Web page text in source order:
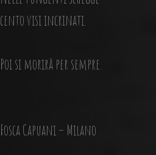
cento visi incrinati.
Poi si morirà per sempre.
Fosca Capuani – Milano